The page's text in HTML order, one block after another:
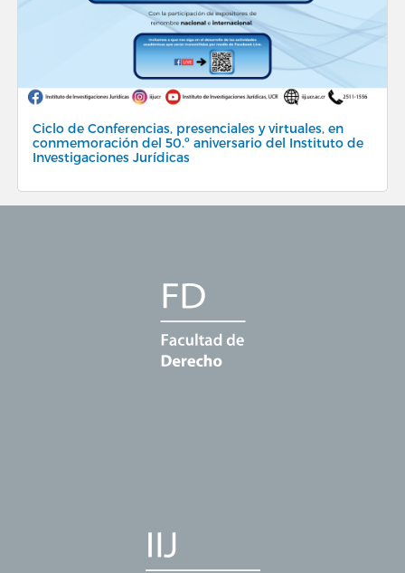
Ciclo de Conferencias, presenciales y virtuales, en
conmemoración del 50.º aniversario del Instituto de
Investigaciones Jurídicas